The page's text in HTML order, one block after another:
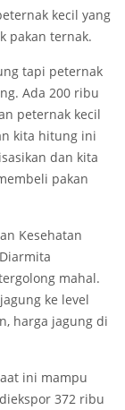
kecil yang
pakan ternak.
tapi peternak
Ada 200 ribu
peternak kecil
kita hitung ini
dan kita
pakan
Kesehatan
mahal.
ke level
harga jagung di
ini mampu
372 ribu